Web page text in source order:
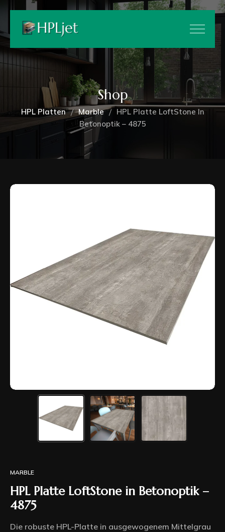
Shop
HPL Platten Marble
HPL Platte LoftStone In
Betonoptik – 4875
MARBLE
HPL Platte LoftStone in Betonoptik –
4875
Die robuste HPL-Platte in ausgewogenem Mittelgrau